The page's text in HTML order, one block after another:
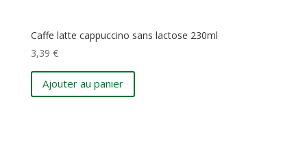
Caffe latte cappuccino sans lactose 230ml
3,39 €
Ajouter au panier